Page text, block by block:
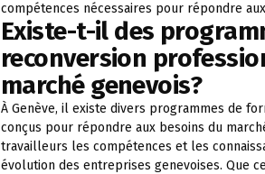
compétences nécessaires pour répondre
Existe-t-il des
reconversion
marché genevois?
À Genève, il existe divers programmes de
conçus pour répondre aux besoins du
travailleurs les compétences et les
évolution des entreprises genevoises. Que